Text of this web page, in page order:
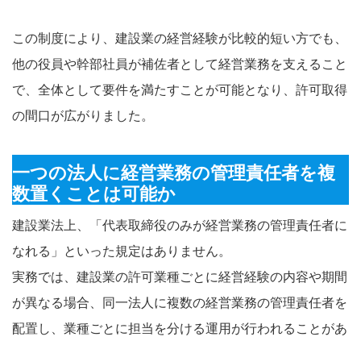
この制度により、建設業の経営経験が比較的短い方でも、
他の役員や幹部社員が補佐者として経営業務を支えること
で、全体として要件を満たすことが可能となり、許可取得
の間口が広がりました。
一つの法人に経営業務の管理責任者を複
数置くことは可能か
建設業法上、「代表取締役のみが経営業務の管理責任者に
なれる」といった規定はありません。
実務では、建設業の許可業種ごとに経営経験の内容や期間
が異なる場合、同一法人に複数の経営業務の管理責任者を
配置し、業種ごとに担当を分ける運用が行われることがあ